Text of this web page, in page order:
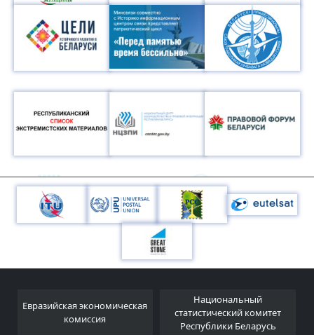
Евразийская экономическая
комиссия
Национальный
статистический комитет
Республики Беларусь